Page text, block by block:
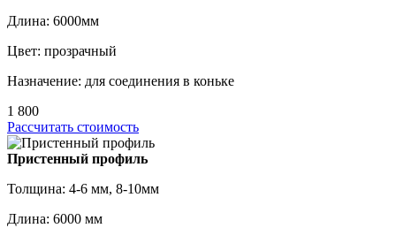
Длина: 6000мм
Цвет: прозрачный
Назначение: для соединения в коньке
1 800
Рассчитать стоимость
Пристенный профиль
Толщина: 4-6 мм, 8-10мм
Длина: 6000 мм